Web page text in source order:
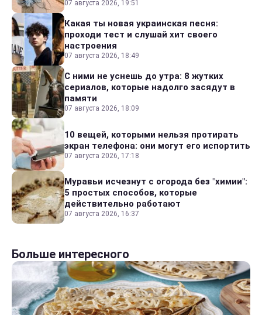
07 августа 2026, 19:51
Какая ты новая украинская песня:
проходи тест и слушай хит своего
настроения
07 августа 2026, 18:49
С ними не уснешь до утра: 8 жутких
сериалов, которые надолго засядут в
памяти
07 августа 2026, 18:09
10 вещей, которыми нельзя протирать
экран телефона: они могут его испортить
07 августа 2026, 17:18
Муравьи исчезнут с огорода без "химии":
5 простых способов, которые
действительно работают
07 августа 2026, 16:37
Больше интересного